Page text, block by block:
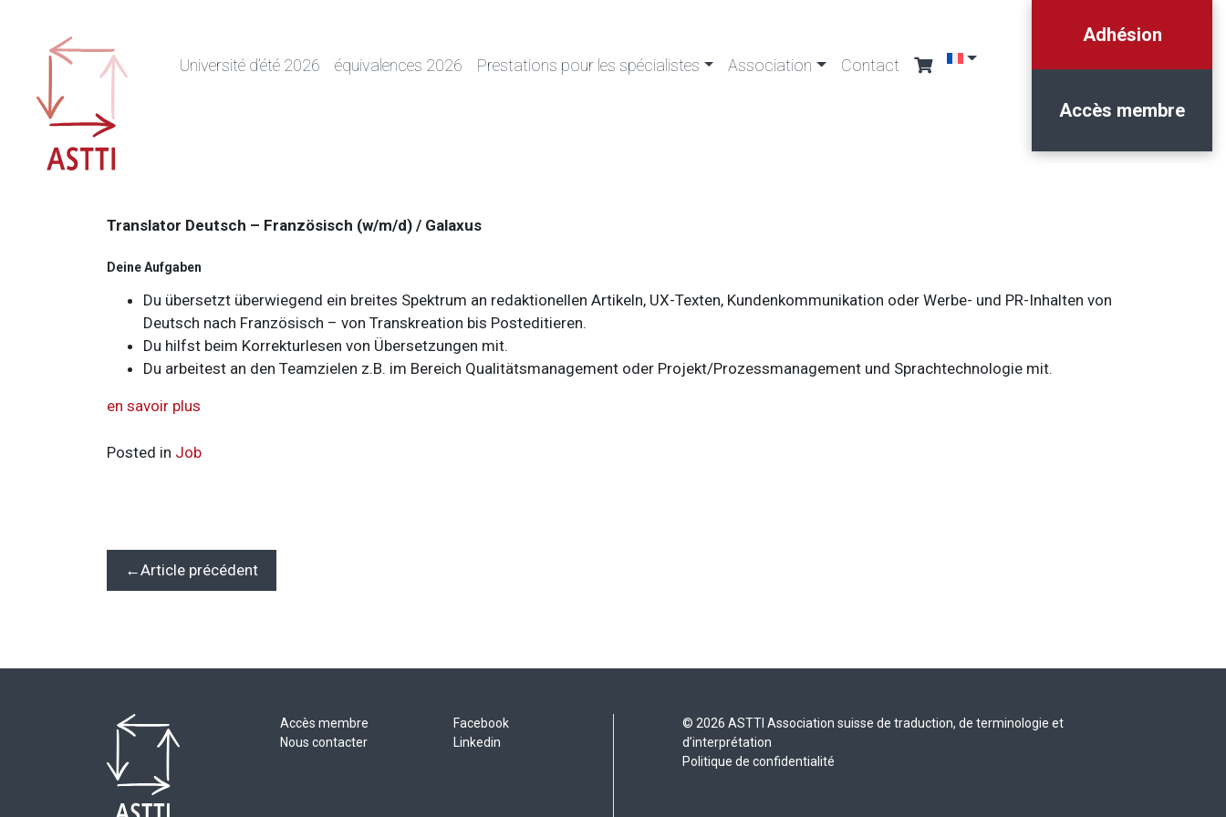
content
Université d’été 2026 équivalences 2026 Prestations pour les spécialistes Association Contact
Adhésion
Accès membre
Translator Deutsch – Französisch (w/m/d) / Galaxus
Deine Aufgaben
Du übersetzt überwiegend ein breites Spektrum an redaktionellen Artikeln, UX-Texten, Kundenkommunikation oder Werbe- und PR-Inhalten von
Deutsch nach Französisch – von Transkreation bis Posteditieren.
Du hilfst beim Korrekturlesen von Übersetzungen mit.
Du arbeitest an den Teamzielen z.B. im Bereich Qualitätsmanagement oder Projekt/Prozessmanagement und Sprachtechnologie mit.
en savoir plus
Posted in Job
Navigation
de
Article précédent
Accès membre
Nous contacter
Facebook
Linkedin
© 2026 ASTTI Association suisse de traduction, de terminologie et
d’interprétation
Politique de confidentialité